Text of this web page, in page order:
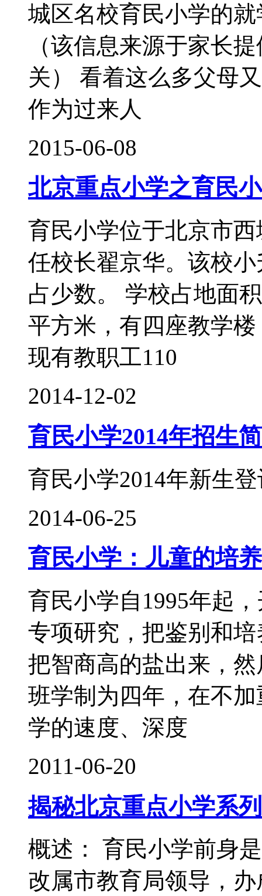
城区名校育民小学的
（该信息来源于家长
关） 看着这么多父母
作为过来人
2015-06-08
北京重点小学之育民
育民小学位于北京市
任校长翟京华。该校
占少数。 学校占地面
平方米，有四座教学
现有教职工110
2014-12-02
育民小学2014年招生
育民小学2014年新生
2014-06-25
育民小学：儿童的培
育民小学自1995年起
专项研究，把鉴别和
把智商高的盐出来，
班学制为四年，在不
学的速度、深度
2011-06-20
揭秘北京重点小学系
概述： 育民小学前身
改属市教育局领导，